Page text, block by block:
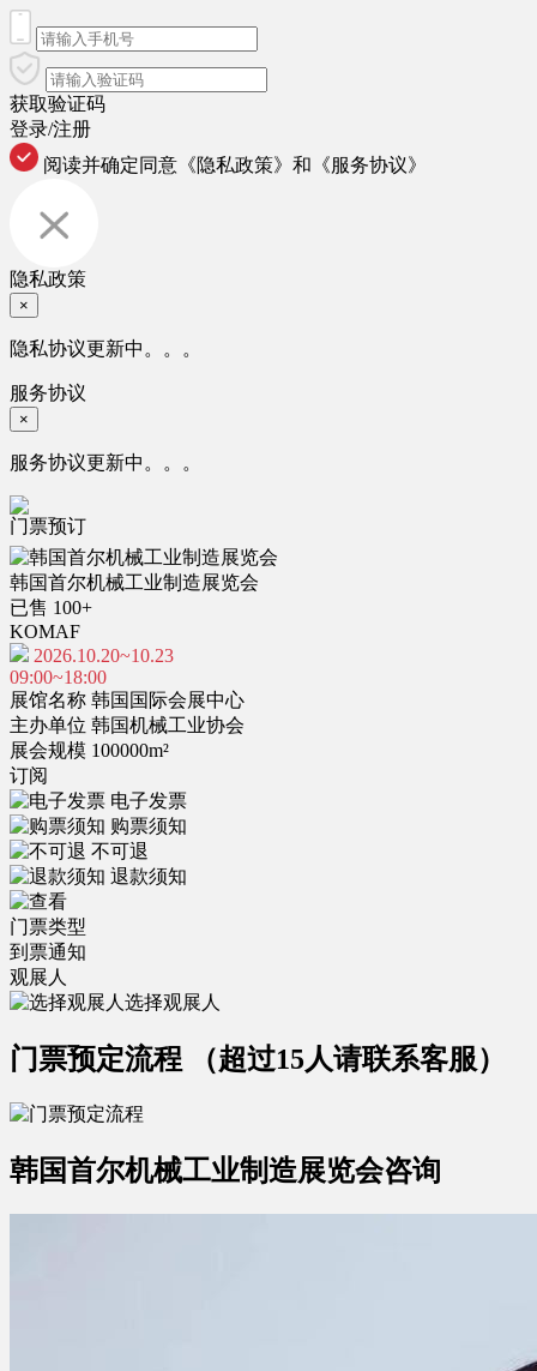
获取验证码
登录/注册
阅读并确定同意 《隐私政策》 和 《服务协议》
隐私政策
×
隐私协议更新中。。。
服务协议
×
服务协议更新中。。。
门票预订
韩国首尔机械工业制造展览会
已售 100+
KOMAF
2026.10.20~10.23
09:00~18:00
展馆名称 韩国国际会展中心
主办单位 韩国机械工业协会
展会规模 100000m²
订阅
电子发票
购票须知
不可退
退款须知
门票类型
到票通知
观展人
选择观展人
门票预定流程 （超过15人请联系客服）
韩国首尔机械工业制造展览会咨询